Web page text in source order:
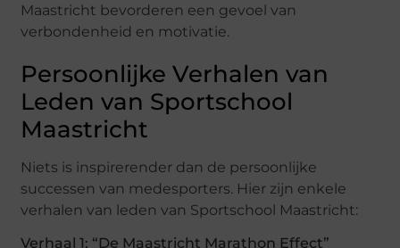
Maastricht bevorderen een gevoel van
verbondenheid en motivatie.
Persoonlijke Verhalen van
Leden van Sportschool
Maastricht
Niets is inspirerender dan de persoonlijke
successen van medesporters. Hier zijn enkele
verhalen van leden van Sportschool Maastricht:
Verhaal 1: “De Maastricht Marathon Effect”